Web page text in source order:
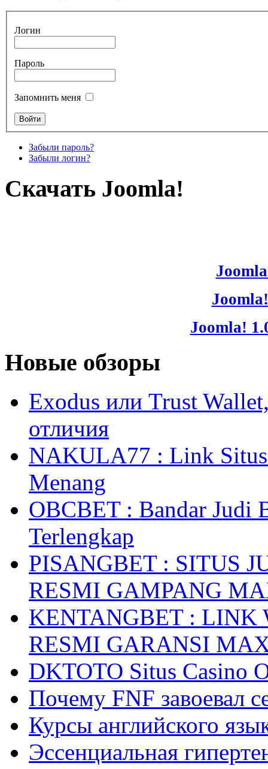
Логин
Пароль
Запомнить меня
Забыли пароль?
Забыли логин?
Скачать Joomla!
Joomla!
Новые обзоры
Exodus или Trust
отличия
NAKULA77 : Link Situs
Menang
OBCBET : Bandar Judi
Terlengkap
PISANGBET : SITUS
RESMI GAMPANG
KENTANGBET : LINK
RESMI GARANSI
DKTOTO Situs Casino
Почему FNF завоевал
Курсы английского
Эссенциальная